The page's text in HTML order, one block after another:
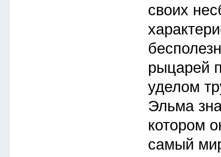
своих
рыцарей
уделом
Эльма
котором
самый